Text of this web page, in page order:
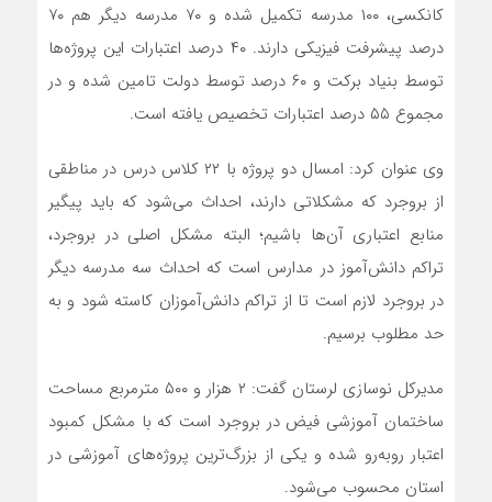
کانکسی، ۱۰۰ مدرسه تکمیل شده و ۷۰ مدرسه دیگر هم ۷۰
درصد پیشرفت فیزیکی دارند. ۴۰ درصد اعتبارات این پروژه‌ها
توسط بنیاد برکت و ۶۰ درصد توسط دولت تامین شده و در
مجموع ۵۵ درصد اعتبارات تخصیص یافته است.
وی عنوان کرد: امسال دو پروژه با ۲۲ کلاس درس در مناطقی
از بروجرد که مشکلاتی دارند، احداث می‌شود که باید پیگیر
منابع اعتباری آن‌ها باشیم؛ البته مشکل اصلی در بروجرد،
تراکم دانش‌آموز در مدارس است که احداث سه مدرسه دیگر
در بروجرد لازم است تا از تراکم دانش‌آموزان کاسته شود و به
حد مطلوب برسیم.
مدیرکل نوسازی لرستان گفت: ۲ هزار و ۵۰۰ مترمربع مساحت
ساختمان آموزشی فیض در بروجرد است که با مشکل کمبود
اعتبار روبه‌رو شده و یکی از بزرگ‌ترین پروژه‌های آموزشی در
استان محسوب می‌شود.